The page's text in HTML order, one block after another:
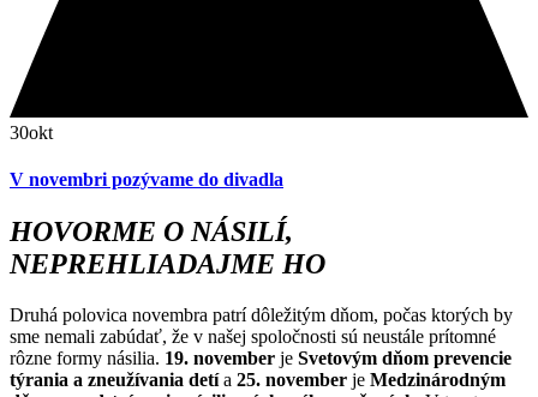
30okt
V novembri pozývame do divadla
HOVORME O NÁSILÍ,
NEPREHLIADAJME HO
Druhá polovica novembra patrí dôležitým dňom, počas ktorých by
sme nemali zabúdať, že v našej spoločnosti sú neustále prítomné
rôzne formy násilia. 19. november je Svetovým dňom prevencie
týrania a zneužívania detía 25. november je Medzinárodným